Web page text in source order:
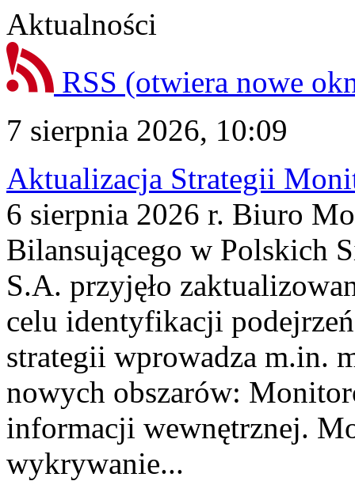
Aktualności
RSS (otwiera nowe
7 sierpnia 2026, 10:09
Aktualizacja Strategii
6 sierpnia 2026 r. Biuro
Bilansującego w Polskich
S.A. przyjęło
celu identyfikacji
strategii wprowadza m.in.
nowych obszarów:
informacji wewnętrznej.
wykrywanie...